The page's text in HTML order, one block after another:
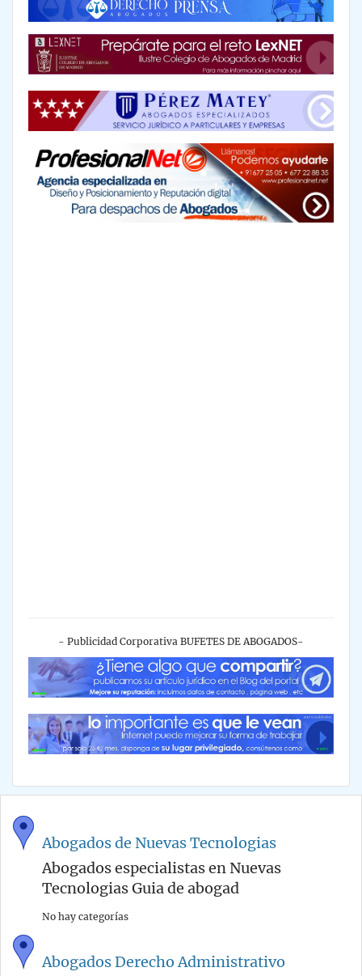
- Publicidad Corporativa BUFETES DE ABOGADOS-
Abogados de Nuevas Tecnologias
Abogados especialistas en Nuevas
Tecnologias Guia de abogad
No hay categorías
Abogados Derecho Administrativo